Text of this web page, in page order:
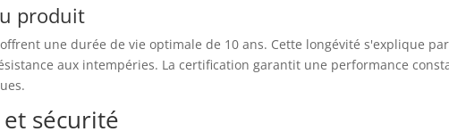
produit
une durée de vie optimale de 10 ans. Cette longévité s'explique
aux intempéries. La certification garantit une performance
sécurité